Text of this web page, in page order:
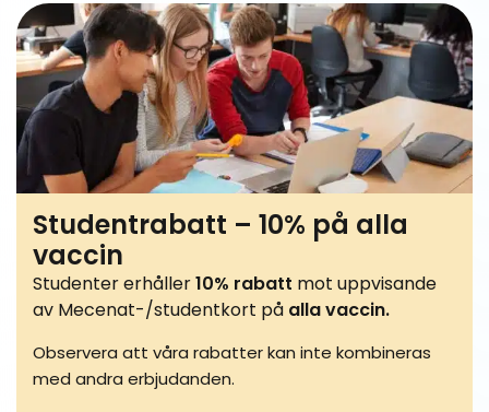
Studentrabatt – 10% på alla
vaccin
Studenter erhåller10% rabatt mot uppvisande
av Mecenat-/studentkort på alla vaccin.
Observera att våra rabatter kan inte kombineras
med andra erbjudanden.